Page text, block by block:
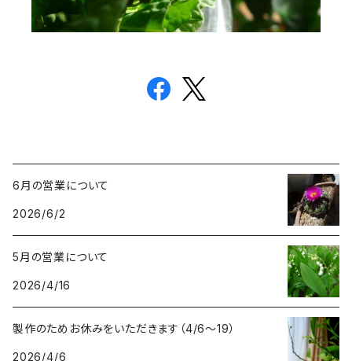
6月の営業について
2026/6/2
5月の営業について
2026/4/16
製作のためお休みをいただきます（4/6〜19）
2026/4/6